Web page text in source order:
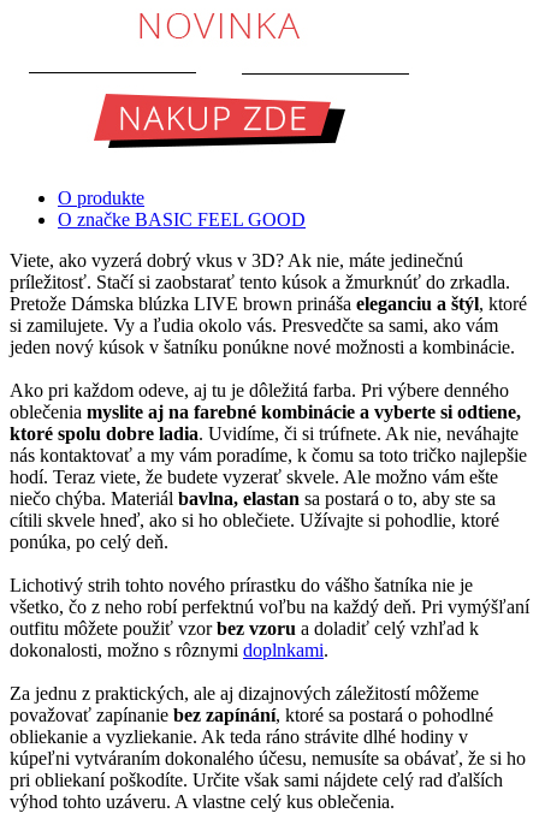
O produkte
O značke BASIC FEEL GOOD
Viete, ako vyzerá dobrý vkus v 3D? Ak nie, máte jedinečnú
príležitosť. Stačí si zaobstarať tento kúsok a žmurknúť do zrkadla.
Pretože Dámska blúzka LIVE brown prináša eleganciu a štýl, ktoré
si zamilujete. Vy a ľudia okolo vás. Presvedčte sa sami, ako vám
jeden nový kúsok v šatníku ponúkne nové možnosti a kombinácie.
Ako pri každom odeve, aj tu je dôležitá farba. Pri výbere denného
oblečenia myslite aj na farebné kombinácie a vyberte si odtiene,
ktoré spolu dobre ladia. Uvidíme, či si trúfnete. Ak nie, neváhajte
nás kontaktovať a my vám poradíme, k čomu sa toto tričko najlepšie
hodí. Teraz viete, že budete vyzerať skvele. Ale možno vám ešte
niečo chýba. Materiál bavlna, elastan sa postará o to, aby ste sa
cítili skvele hneď, ako si ho oblečiete. Užívajte si pohodlie, ktoré
ponúka, po celý deň.
Lichotivý strih tohto nového prírastku do vášho šatníka nie je
všetko, čo z neho robí perfektnú voľbu na každý deň. Pri vymýšľaní
outfitu môžete použiť vzorbez vzoru a doladiť celý vzhľad k
dokonalosti, možno s rôznymi doplnkami.
Za jednu z praktických, ale aj dizajnových záležitostí môžeme
považovať zapínanie bez zapínání, ktoré sa postará o pohodlné
obliekanie a vyzliekanie. Ak teda ráno strávite dlhé hodiny v
kúpeľni vytváraním dokonalého účesu, nemusíte sa obávať, že si ho
pri obliekaní poškodíte. Určite však sami nájdete celý rad ďalších
výhod tohto uzáveru. A vlastne celý kus oblečenia.